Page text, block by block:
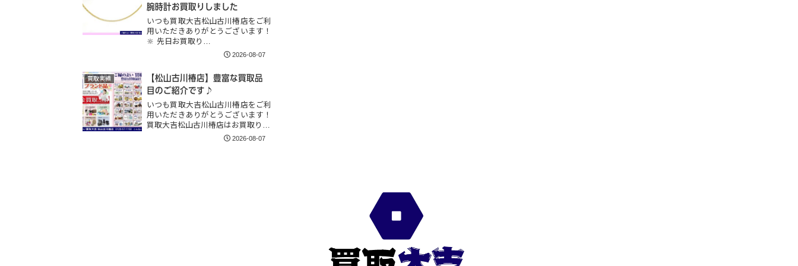
腕時計お買取りしました
いつも買取大吉松山古川椿店をご利
用いただきありがとうございます！
🔆 先日お買取り…
2026-08-07
買取実績
【松山古川椿店】豊富な買取品
目のご紹介です♪
いつも買取大吉松山古川椿店をご利
用いただきありがとうございます！
買取大吉松山古川椿店はお買取り…
2026-08-07